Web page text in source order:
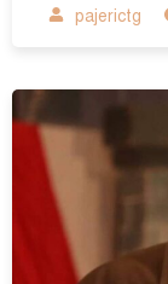
pajerictg